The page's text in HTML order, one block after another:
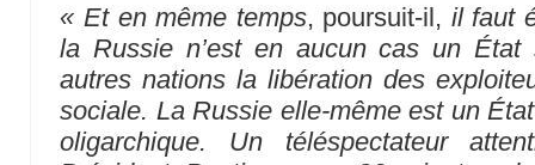
« Et en même temps, poursuit-il, il faut
la Russie n’est en aucun cas un État
autres nations la libération des
sociale. La Russie elle-même est un
oligarchique. Un téléspectateur